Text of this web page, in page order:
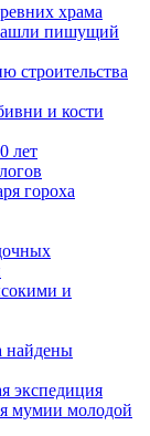
храма
пишущий
строительства
и кости
лет
гороха
и
найдены
экспедиция
мумии молодой